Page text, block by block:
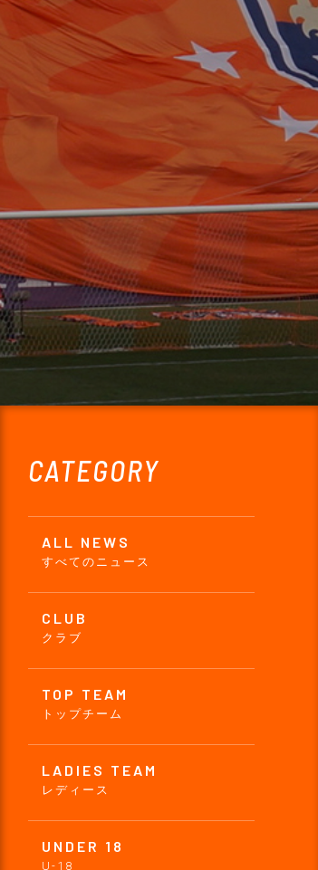
CATEGORY
ALL NEWS
すべてのニュース
CLUB
クラブ
TOP TEAM
トップチーム
LADIES TEAM
レディース
UNDER 18
U-18